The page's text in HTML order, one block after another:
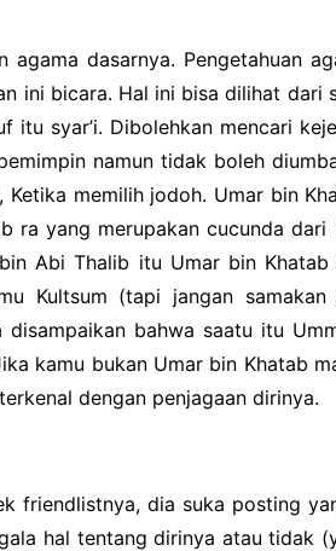
agama dasarnya. Pengetahuan
ini bicara. Hal ini bisa dilihat dari
itu syar’i. Dibolehkan mencari
namun tidak boleh
Ketika memilih jodoh. Umar bin
ra yang merupakan cucunda dari
Abi Thalib itu Umar bin
Kultsum (tapi jangan
disampaikan bahwa saatu itu
kamu bukan Umar bin Khatab
dengan penjagaan dirinya.
friendlistnya, dia suka posting
hal tentang dirinya atau tidak